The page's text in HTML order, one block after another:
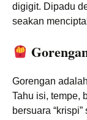
digigit. Dipadu
seakan
Gorengan
Tahu isi, tempe,
bersuara